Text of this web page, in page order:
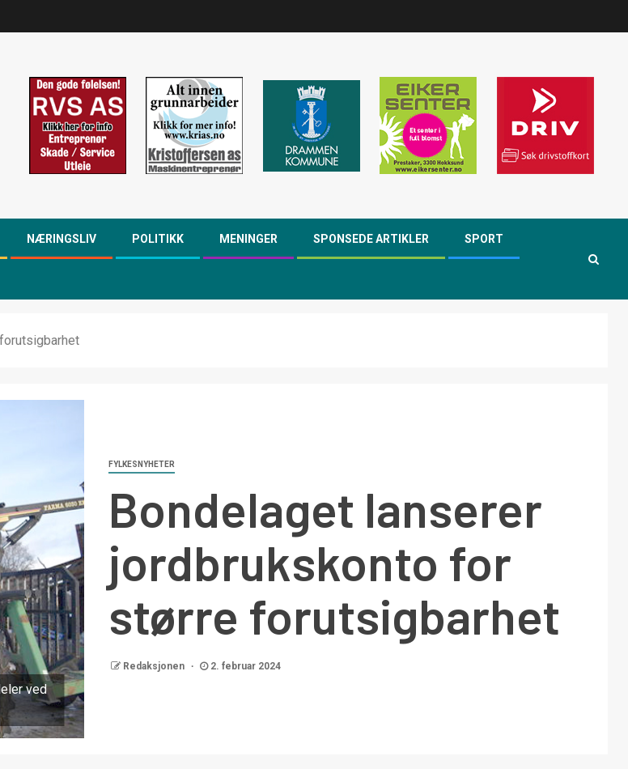
NÆRINGSLIV POLITIKK MENINGER SPONSEDE ARTIKLER SPORT
ved
FYLKESNYHETER
Bondelaget lanserer
jordbrukskonto for
større forutsigbarhet
Redaksjonen 2. februar 2024